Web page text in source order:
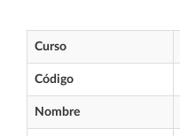
Curso
Código
Nombre